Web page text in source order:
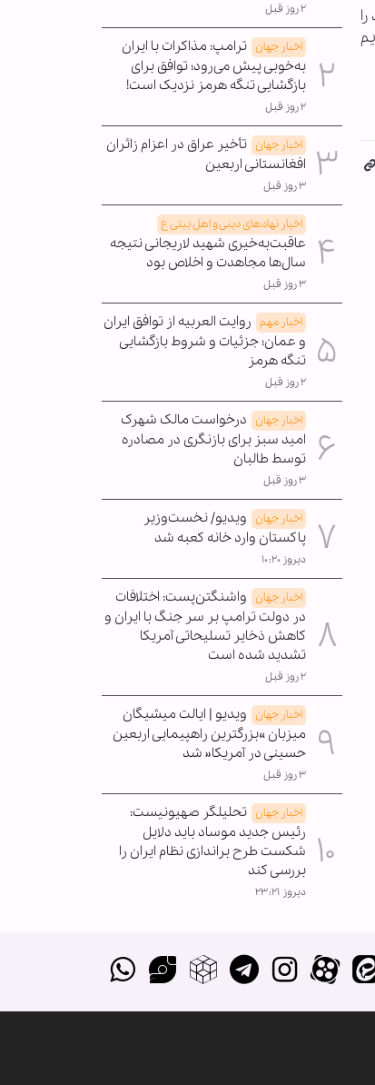
۲ روز قبل
اخبار جهان ترامپ: مذاکرات با ایران
به‌خوبی پیش می‌رود؛ توافق برای
بازگشایی تنگه هرمز نزدیک است!
۲ روز قبل
اخبار جهان تأخیر عراق در اعزام زائران
افغانستانی اربعین
۳ روز قبل
اخبار نهادهای دینی و اهل بیتی ع
عاقبت‌به‌خیری شهید لاریجانی نتیجه
سال‌ها مجاهدت و اخلاص بود
۳ روز قبل
اخبار مهم روایت العربیه از توافق ایران
و عمان؛ جزئیات و شروط بازگشایی
تنگه هرمز
۲ روز قبل
اخبار جهان درخواست مالک شهرک
امید سبز برای بازنگری در مصادره
توسط طالبان
۳ روز قبل
اخبار جهان ویدیو/ نخست‌وزیر
پاکستان وارد خانه کعبه شد
دیروز ۱۰:۲۰
اخبار جهان واشنگتن‌پست: اختلافات
در دولت ترامپ بر سر جنگ با ایران و
کاهش ذخایر تسلیحاتی آمریکا
تشدید شده است
۲ روز قبل
اخبار جهان ویدیو | ایالت میشیگان
میزبان »بزرگترین راهپیمایی اربعین
حسینی در آمریکا« شد
۳ روز قبل
اخبار جهان تحلیلگر صهیونیست:
رئیس جدید موساد باید دلایل
شکست طرح براندازی نظام ایران را
بررسی کند
دیروز ۲۳:۲۱